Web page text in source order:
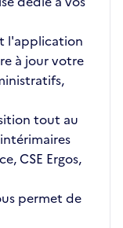
l'application
à jour votre
tout au
CSE Ergos,
permet de